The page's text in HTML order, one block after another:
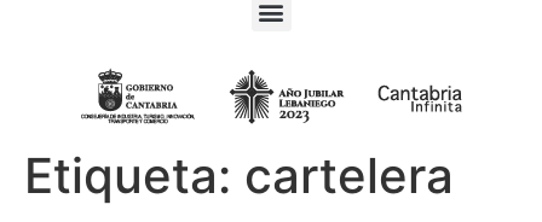
Etiqueta: cartelera